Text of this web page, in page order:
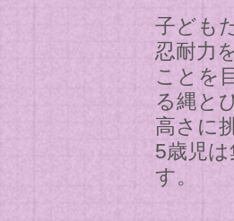
子ども
忍耐力
ことを
る縄と
高さに
5歳児
す。